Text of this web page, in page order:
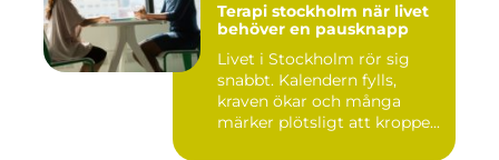
Terapi stockholm när livet
behöver en pausknapp
Livet i Stockholm rör sig
snabbt. Kalendern fylls,
kraven ökar och många
märker plötsligt att kroppe...